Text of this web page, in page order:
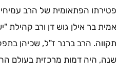
פטירתו הפתאומית של הרב עמיחי
אמית בר אילן גוש דן ורב קהילת
שנה, היה דמות מרכזית בעולם